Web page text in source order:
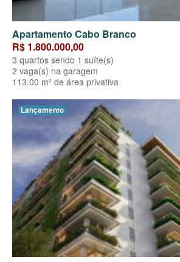
Apartamento Cabo Branco
R$ 1.800.000,00
3 quartos sendo 1 suíte(s)
2 vaga(s) na garagem
113.00 m² de área privativa
Lançamento